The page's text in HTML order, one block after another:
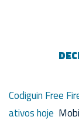
Codiguin Free
ativos hoje